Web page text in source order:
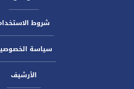
شروط
سياسة
الأرشيف